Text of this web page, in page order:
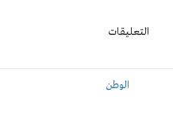
التعليقات
الوطن